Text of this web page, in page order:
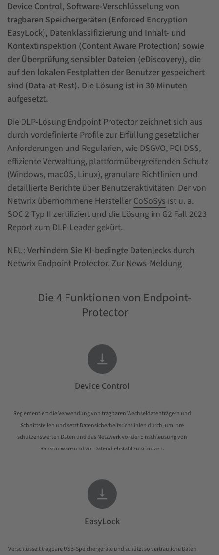
Device Control, Software-Verschlüsselung von
tragbaren Speichergeräten (Enforced Encryption
EasyLock), Datenklassifizierung und Inhalt- und
Kontextinspektion (Content Aware Protection) sowie
der Überprüfung sensibler Dateien (eDiscovery), die
auf den lokalen Festplatten der Benutzer gespeichert
sind (Data-at-Rest). Die Lösung ist in 30 Minuten
aufgesetzt.
Die DLP-Lösung Endpoint Protector zeichnet sich aus
durch vordefinierte Profile zur Erfüllung gesetzlicher
Anforderungen und Regularien, wie DSGVO, PCI DSS,
effiziente Verwaltung, plattformübergreifenden Schutz
(Windows, macOS, Linux), granulare Richtlinien und
detaillierte Berichte über Benutzeraktivitäten. Der von
Netwrix übernommene Hersteller CoSoSys ist u. a.
SOC 2 Typ II zertifiziert und die Lösung im G2 Fall 2023
Report zum DLP-Leader gekürt.
NEU: Verhindern Sie KI-bedingte Datenlecks durch
Netwrix Endpoint Protector. Zur News-Meldung
Die 4 Funktionen von Endpoint-
Protector

Device Control
Reglementiert die Verwendung von tragbaren Wechseldatenträgern und
Schnittstellen und setzt Datensicherheitsrichtlinien durch, um Ihre
schützenswerten Daten und das Netzwerk vor der Einschleusung von
Ransomware und vor Datendiebstahl zu schützen.

EasyLock
Verschlüsselt tragbare USB-Speichergeräte und schützt so vertrauliche Daten